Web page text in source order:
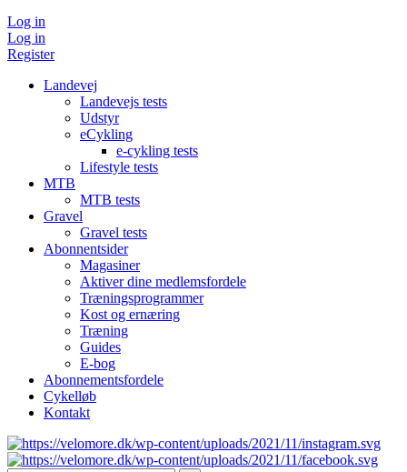
Log in
Log in
Register
Landevej
Landevejs tests
Udstyr
eCykling
e-cykling tests
Lifestyle tests
MTB
MTB tests
Gravel
Gravel tests
Abonnentsider
Magasiner
Aktiver dine medlemsfordele
Træningsprogrammer
Kost og ernæring
Træning
Guides
E-bog
Abonnementsfordele
Cykelløb
Kontakt